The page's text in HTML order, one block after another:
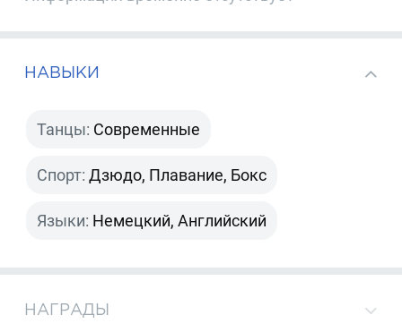
НАВЫКИ
Танцы: Современные
Спорт: Дзюдо, Плавание, Бокс
Языки: Немецкий, Английский
НАГРАДЫ